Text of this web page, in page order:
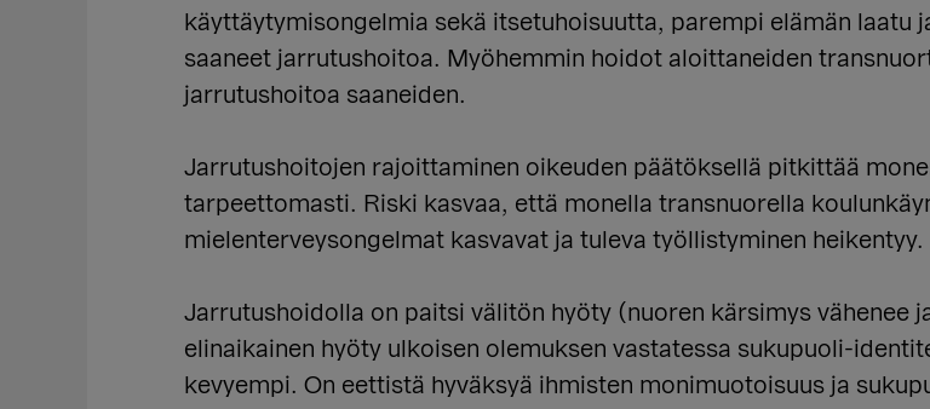
käyttäytymisongelmia sekä itsetuhoisuutta, parempi elämän laatu
saaneet jarrutushoitoa. Myöhemmin hoidot aloittaneiden
jarrutushoitoa saaneiden.
Jarrutushoitojen rajoittaminen oikeuden päätöksellä pitkittää
tarpeettomasti. Riski kasvaa, että monella transnuorella
mielenterveysongelmat kasvavat ja tuleva työllistyminen heikentyy.
Jarrutushoidolla on paitsi välitön hyöty (nuoren kärsimys vähenee
elinaikainen hyöty ulkoisen olemuksen vastatessa sukupuoli-
kevyempi. On eettistä hyväksyä ihmisten monimuotoisuus ja